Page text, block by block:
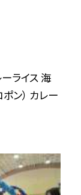
ーライス 海
ン） カレー